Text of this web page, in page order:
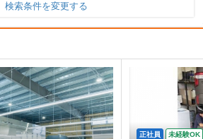
検索条件を変更する
正社員 未経験OK